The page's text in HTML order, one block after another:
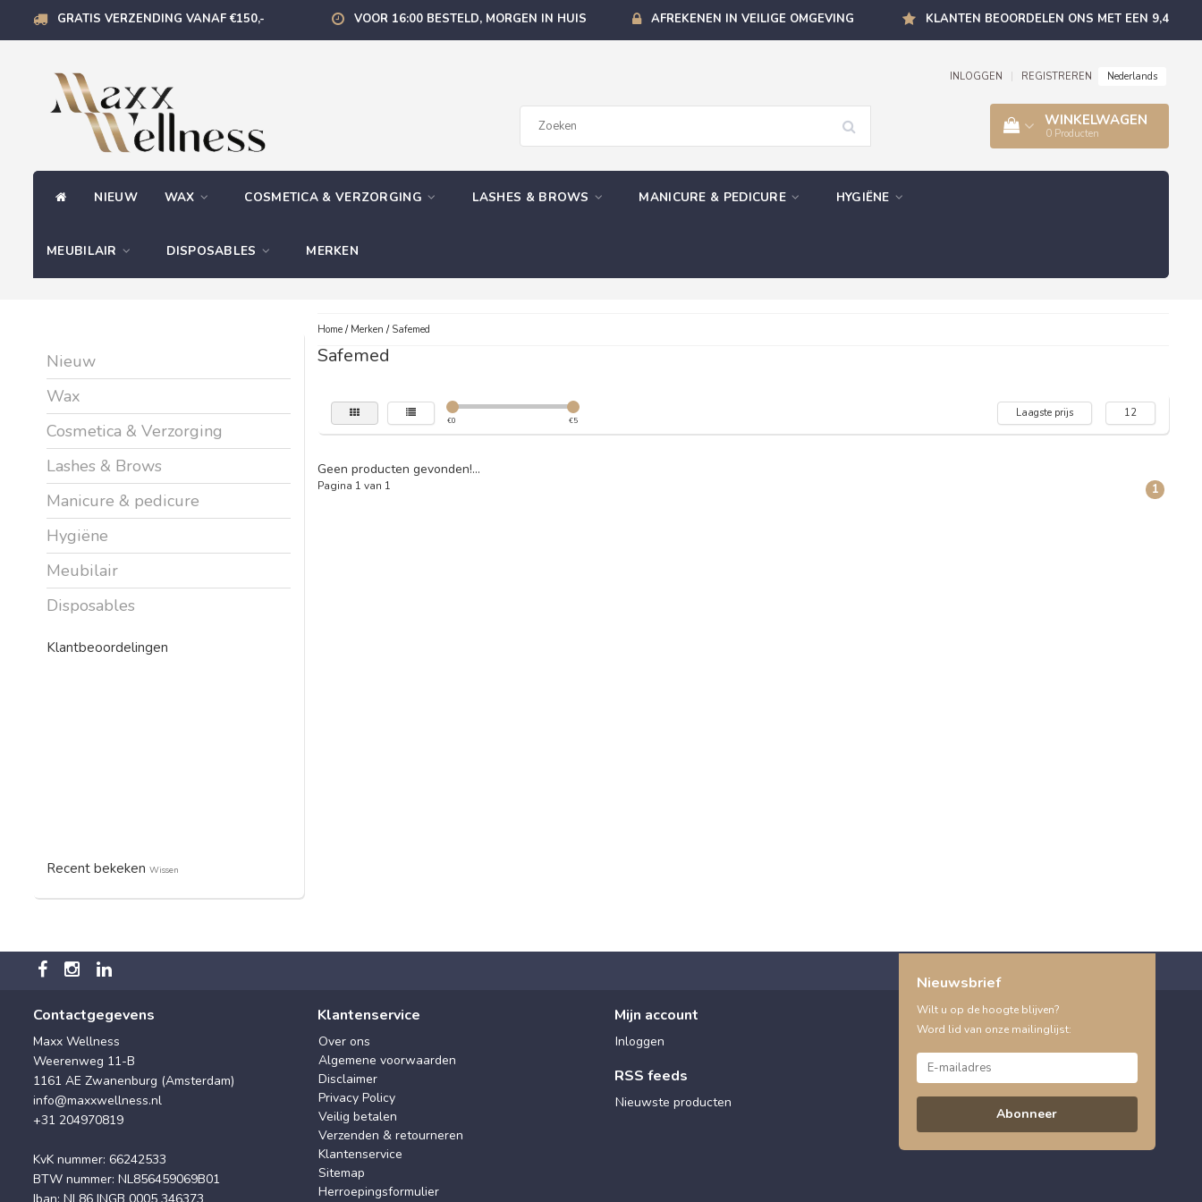
GRATIS VERZENDING VANAF €150,- VOOR 16:00 BESTELD, MORGEN IN HUIS AFREKENEN IN VEILIGE OMGEVING KLANTEN BEOORDELEN ONS MET EEN 9,4
INLOGGEN REGISTREREN Nederlands
WINKELWAGEN
0 Producten
NIEUW WAX COSMETICA & VERZORGING LASHES & BROWS MANICURE & PEDICURE HYGIËNE
MEUBILAIR DISPOSABLES MERKEN
Nieuw
Wax
Cosmetica & Verzorging
Lashes & Brows
Manicure & pedicure
Hygiëne
Meubilair
Disposables
Klantbeoordelingen
Recent bekeken Wissen
Home/ Merken / Safemed
Safemed
€0 €5
Laagste prijs 12
Geen producten gevonden!...
Pagina 1 van 1 1
Contactgegevens
Maxx Wellness
Weerenweg 11-B
1161 AE Zwanenburg (Amsterdam)
info@maxxwellness.nl
+31 204970819
KvK nummer: 66242533
BTW nummer: NL856459069B01
Iban: NL86 INGB 0005 346373
Klantenservice
Over ons
Algemene voorwaarden
Disclaimer
Privacy Policy
Veilig betalen
Verzenden & retourneren
Klantenservice
Sitemap
Herroepingsformulier
Mijn account
Inloggen
RSS feeds
Nieuwste producten
Nieuwsbrief
Wilt u op de hoogte blijven?
Word lid van onze mailinglijst:
Abonneer